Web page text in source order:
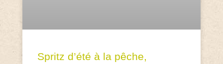
Spritz d’été à la pêche,